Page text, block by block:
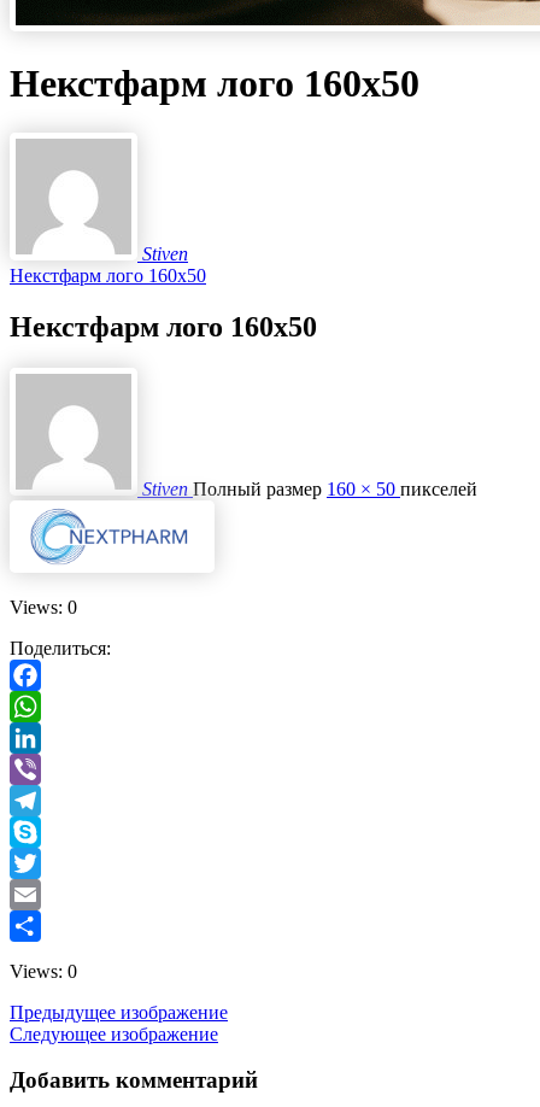
Некстфарм лого 160х50
Stiven
Некстфарм лого 160х50
Некстфарм лого 160х50
Stiven Полный размер 160 × 50 пикселей
Views: 0
Поделиться:
Facebook
WhatsApp
LinkedIn
Viber
Telegram
Skype
Twitter
Email
Views: 0
Предыдущее изображение
Следующее изображение
Добавить комментарий